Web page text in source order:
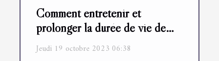
Comment entretenir et
prolonger la durée de vie de
vos tables en résine époxy
Jeudi 19 octobre 2023 06:38